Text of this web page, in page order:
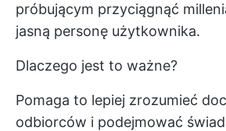
próbującym przyciągnąć
jasną personę użytkownika.
Dlaczego jest to ważne?
Pomaga to lepiej zrozumieć
odbiorców i podejmować